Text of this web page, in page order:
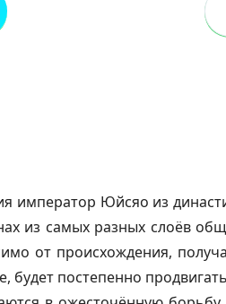
император Юйсяо из
из самых разных слоёв
от происхождения,
будет постепенно